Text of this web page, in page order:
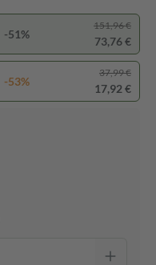
-51%
151,96 €
73,76 €
-53%
37,99 €
17,92 €